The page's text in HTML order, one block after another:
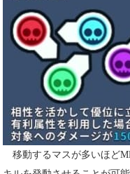
移動するマスが多いほど